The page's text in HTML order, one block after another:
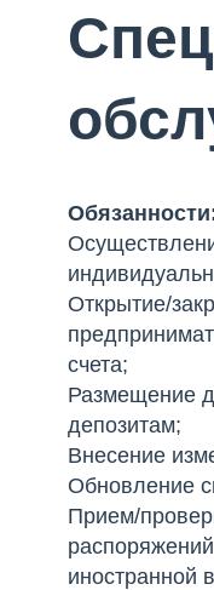
Открытие/
счета;
Размещение
депозитам;
Внесение
Обновление
Прием/
иностранной